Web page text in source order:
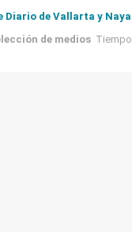
Diario de Vallarta y
de medios